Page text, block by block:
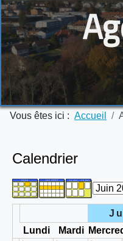
Vous êtes ici : Accueil
Calendrier
Lundi
Mardi